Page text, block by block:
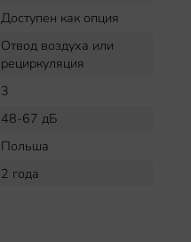
Доступен как опция
Отвод воздуха или
рециркуляция
3
48-67 дБ
Польша
2 года